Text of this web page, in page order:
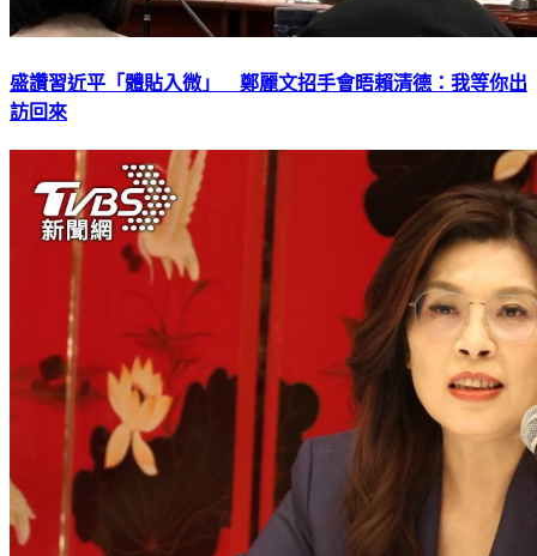
盛讚習近平「體貼入微」 鄭麗文招手會晤賴清德：我等你出
訪回來